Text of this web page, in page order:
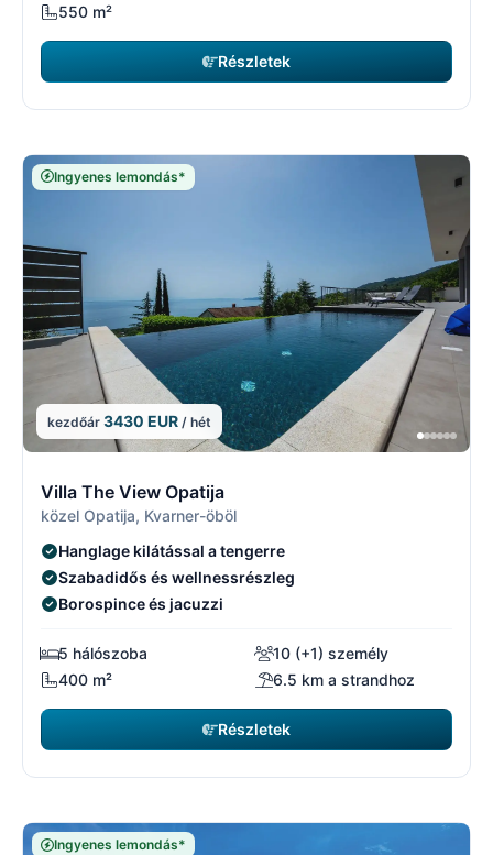
550 m²
Részletek
Ingyenes lemondás*
kezdőár 3430 EUR / hét
Villa The View Opatija
közel Opatija, Kvarner-öböl
Hanglage kilátással a tengerre
Szabadidős és wellnessrészleg
Borospince és jacuzzi
5 hálószoba
10 (+1) személy
400 m²
6.5 km a strandhoz
Részletek
Ingyenes lemondás*